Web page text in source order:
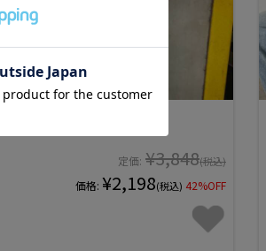
定価: ¥3,848(税込)
価格: ¥2,198(税込) 42%OFF